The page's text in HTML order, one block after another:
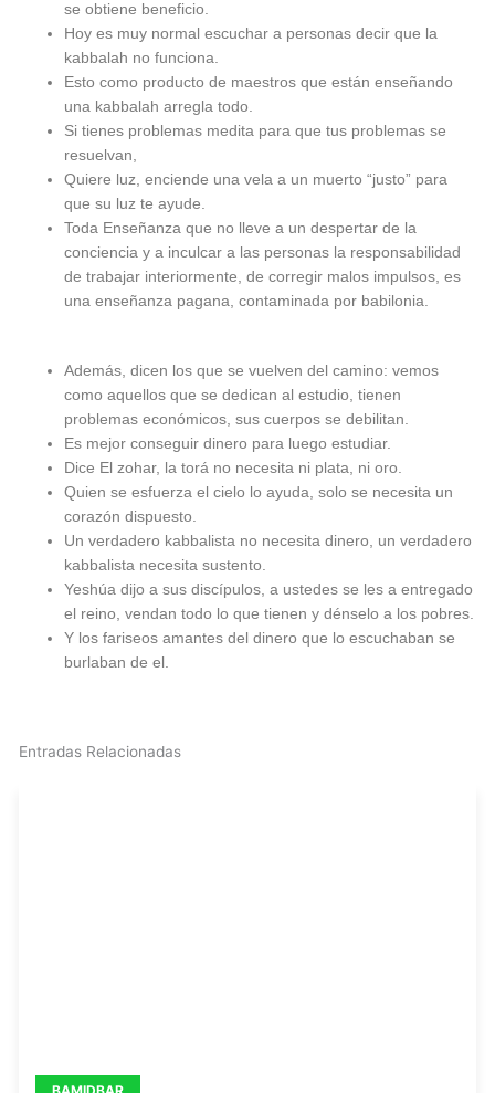
se obtiene beneficio.
Hoy es muy normal escuchar a personas decir que la
kabbalah no funciona.
Esto como producto de maestros que están enseñando
una kabbalah arregla todo.
Si tienes problemas medita para que tus problemas se
resuelvan,
Quiere luz, enciende una vela a un muerto “justo” para
que su luz te ayude.
Toda Enseñanza que no lleve a un despertar de la
conciencia y a inculcar a las personas la responsabilidad
de trabajar interiormente, de corregir malos impulsos, es
una enseñanza pagana, contaminada por babilonia.
Además, dicen los que se vuelven del camino: vemos
como aquellos que se dedican al estudio, tienen
problemas económicos, sus cuerpos se debilitan.
Es mejor conseguir dinero para luego estudiar.
Dice El zohar, la torá no necesita ni plata, ni oro.
Quien se esfuerza el cielo lo ayuda, solo se necesita un
corazón dispuesto.
Un verdadero kabbalista no necesita dinero, un verdadero
kabbalista necesita sustento.
Yeshúa dijo a sus discípulos, a ustedes se les a entregado
el reino, vendan todo lo que tienen y dénselo a los pobres.
Y los fariseos amantes del dinero que lo escuchaban se
burlaban de el.
Entradas Relacionadas